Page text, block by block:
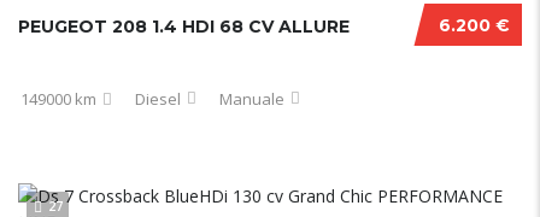
6.200 €
PEUGEOT 208 1.4 HDI 68 CV ALLURE
149000 km Diesel Manuale
27